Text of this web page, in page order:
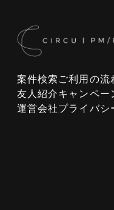
案件検索 ご利用の流
友人紹介キャンペー
運営会社プライバシ